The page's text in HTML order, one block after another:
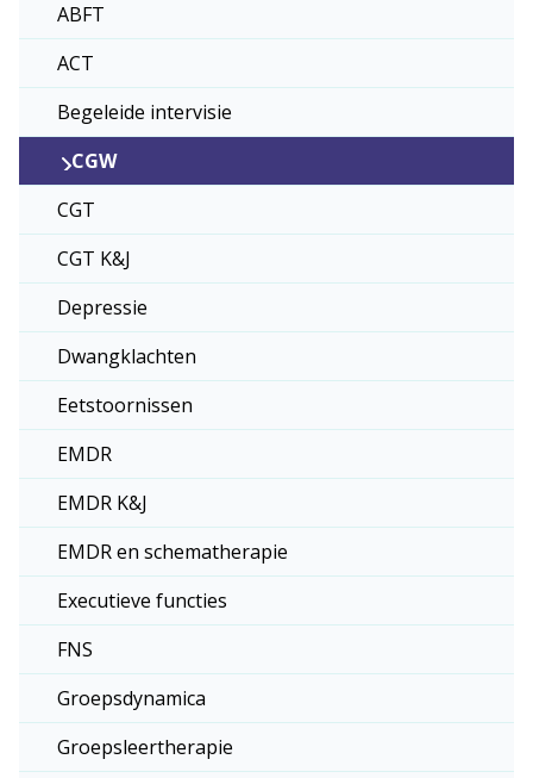
ABFT
ACT
Begeleide intervisie
CGW
CGT
CGT K&J
Depressie
Dwangklachten
Eetstoornissen
EMDR
EMDR K&J
EMDR en schematherapie
Executieve functies
FNS
Groepsdynamica
Groepsleertherapie